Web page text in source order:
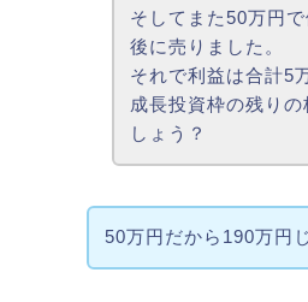
そしてまた50万円
後に売りました。
それで利益は合計5
成長投資枠の残り
しょう？
50万円だから190万円